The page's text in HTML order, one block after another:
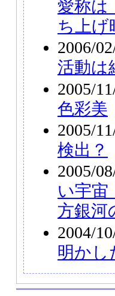
愛称は
ち上げ
2006/
活動は
2005/
色彩美
2005/
検出？
2005/
い宇宙
方銀河
2004/
明かし